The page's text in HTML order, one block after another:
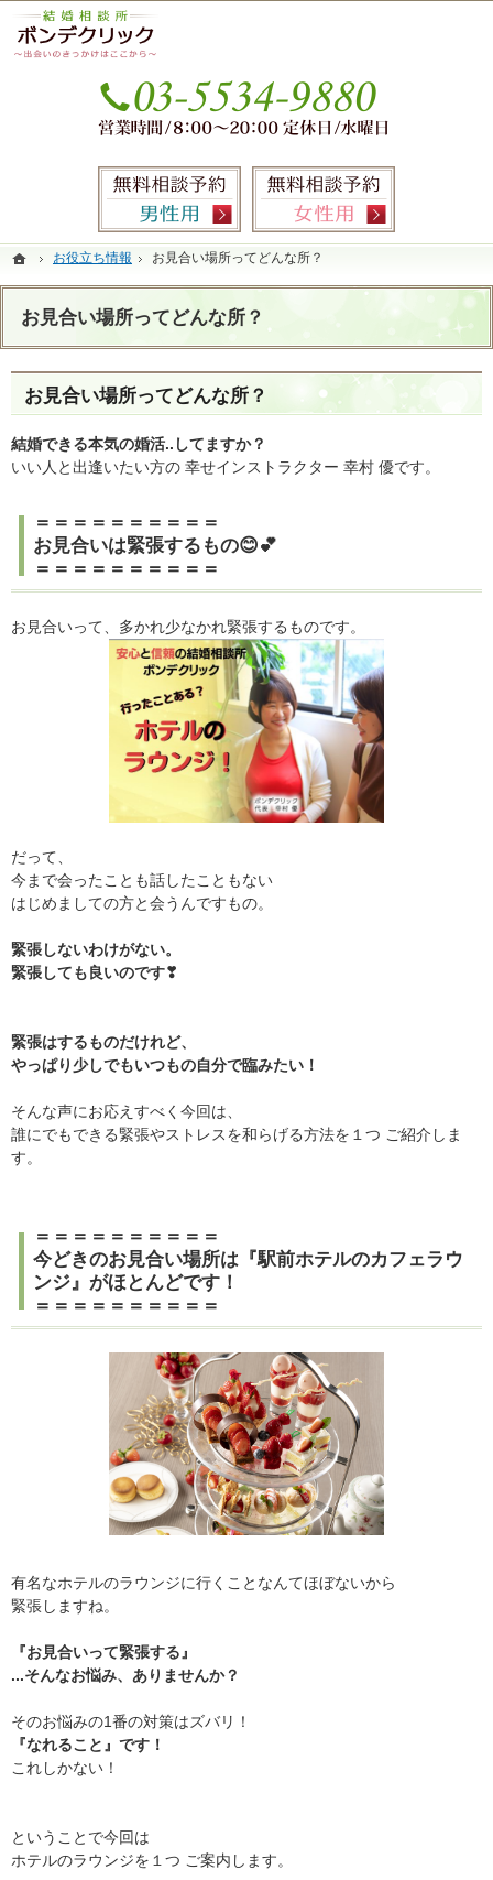
ホーム
お役立ち情報 お見合い場所ってどんな所？
お見合い場所ってどんな所？
本気の婚活を応援します。銀座・有楽町の結婚相談所なら当相談所へ。
銀座・有楽町の婚活なら圧倒的なサポート力のIBJ加盟結婚相談所ボンデクリック
お見合い場所ってどんな所？
結婚できる本気の婚活..してますか？
いい人と出逢いたい方の 幸せインストラクター 幸村 優です。
＝＝＝＝＝＝＝＝＝＝
お見合いは緊張するもの😊💕
＝＝＝＝＝＝＝＝＝＝
お見合いって、多かれ少なかれ緊張するものです。
だって、
今まで会ったことも話したこともない
はじめましての方と会うんですもの。
緊張しないわけがない。
緊張しても良いのです❣
緊張はするものだけれど、
やっぱり少しでもいつもの自分で臨みたい！
そんな声にお応えすべく今回は、
誰にでもできる緊張やストレスを和らげる方法を１つ ご紹介しま
す。
＝＝＝＝＝＝＝＝＝＝
今どきのお見合い場所は『駅前ホテルのカフェラウ
ンジ』がほとんどです！
＝＝＝＝＝＝＝＝＝＝
有名なホテルのラウンジに行くことなんてほぼないから
緊張しますね。
『お見合いって緊張する』
...そんなお悩み、ありませんか？
そのお悩みの1番の対策はズバリ！
『なれること』です！
これしかない！
ということで今回は
ホテルのラウンジを１つ ご案内します。
無料相談予約男性用
ホーム
お役立ち情報 お見合い場所ってどんな所？